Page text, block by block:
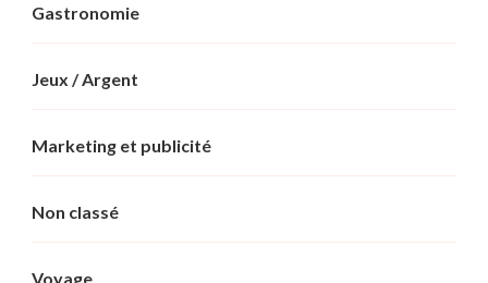
Gastronomie
Jeux / Argent
Marketing et publicité
Non classé
Voyage